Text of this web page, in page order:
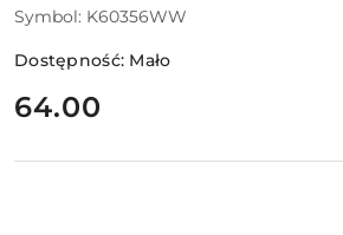
Symbol: K60356WW
Dostępność: Mało
cena:
64.00